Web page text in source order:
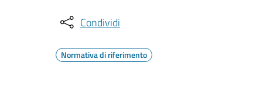
Condividi
Normativa di riferimento